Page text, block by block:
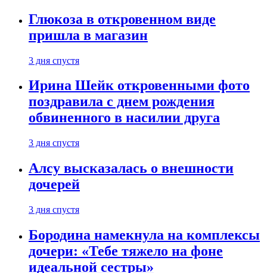
Глюкоза в откровенном виде
пришла в магазин
3 дня спустя
Ирина Шейк откровенными фото
поздравила с днем рождения
обвиненного в насилии друга
3 дня спустя
Алсу высказалась о внешности
дочерей
3 дня спустя
Бородина намекнула на комплексы
дочери: «Тебе тяжело на фоне
идеальной сестры»